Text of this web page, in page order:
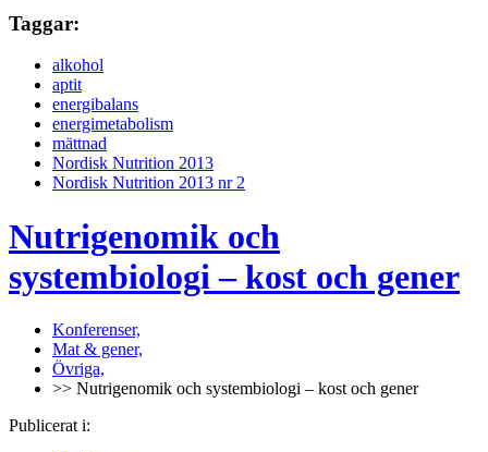
Taggar:
alkohol
aptit
energibalans
energimetabolism
mättnad
Nordisk Nutrition 2013
Nordisk Nutrition 2013 nr 2
Nutrigenomik och
systembiologi – kost och gener
Konferenser,
Mat & gener,
Övriga,
>> Nutrigenomik och systembiologi – kost och gener
Publicerat i: